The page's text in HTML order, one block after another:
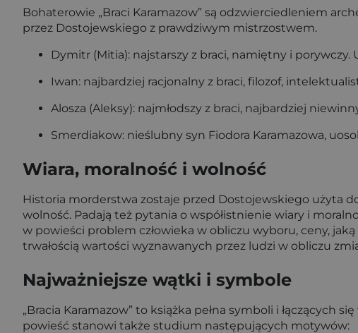
Bohaterowie „Braci Karamazow” są odzwierciedleniem
przez Dostojewskiego z prawdziwym mistrzostwem.
Dymitr (Mitia): najstarszy z braci, namiętny i
Iwan: najbardziej racjonalny z braci, filozof,
Alosza (Aleksy): najmłodszy z braci, najbardziej
Smerdiakow: nieślubny syn Fiodora Karamazowa,
Wiara, moralność i wolność
Historia morderstwa zostaje przed Dostojewskiego użyta
wolność. Padają też pytania o współistnienie wiary i
w powieści problem człowieka w obliczu wyboru, ceny,
trwałością wartości wyznawanych przez ludzi w obliczu
Najważniejsze wątki i symbole
„Bracia Karamazow” to książka pełna symboli i łączących
powieść stanowi także studium następujących motywów: